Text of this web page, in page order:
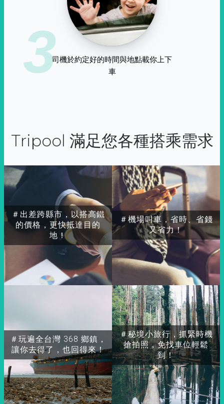
3司機於約定好的時間與地點載你上下
車
Tripool 滿足您各種搭乘需求
＃出差跨縣市，以搭高鐵
的價格，更快抵達目的
地！
＃玩遍全台灣 368 鄉鎮，
讓你去得了，也回得來！
＃秘境小旅行，抓緊時機
搶拍照，免找車位輕鬆
到！
＃機場叫車，省時、省錢
又省力！